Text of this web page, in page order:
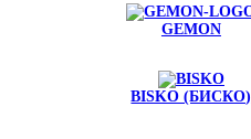
GEMON
BISKO (БИСКО)